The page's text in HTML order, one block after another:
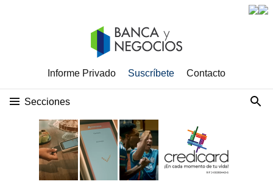
Informe Privado Suscríbete Contacto
Secciones